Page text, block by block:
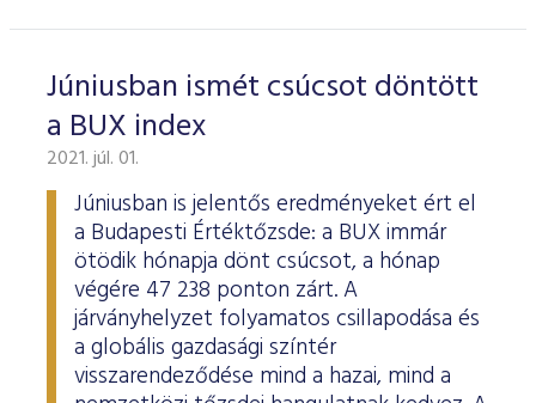
Júniusban ismét csúcsot döntött
a BUX index
2021. júl. 01.
Júniusban is jelentős eredményeket ért el
a Budapesti Értéktőzsde: a BUX immár
ötödik hónapja dönt csúcsot, a hónap
végére 47 238 ponton zárt. A
járványhelyzet folyamatos csillapodása és
a globális gazdasági színtér
visszarendeződése mind a hazai, mind a